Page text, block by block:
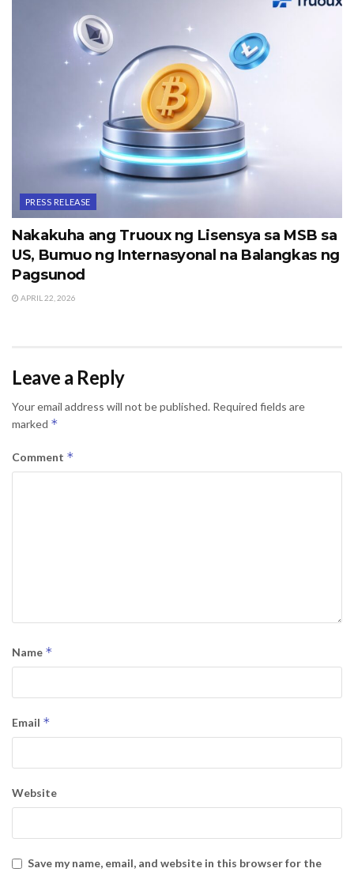
PRESS RELEASE
Nakakuha ang Truoux ng Lisensya sa MSB sa
US, Bumuo ng Internasyonal na Balangkas ng
Pagsunod
APRIL 22, 2026
Leave a Reply
Your email address will not be published. Required fields are
marked *
Comment *
Name *
Email *
Website
Save my name, email, and website in this browser for the